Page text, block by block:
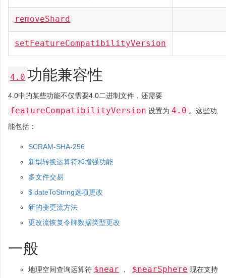
removeShard
setFeatureCompatibilityVersion
4.0 功能兼容性
4.0中的某些功能不仅需要4.0二进制文件，还需要
featureCompatibilityVersion 设置为 4.0 。这些功
能包括：
SCRAM-SHA-256
新型转换运算符和增强功能
多文件交易
$ dateToString选项更改
新的变更流方法
更改流恢复令牌数据类型更改
一般
地理空间查询运算符 $near ， $nearSphere 现在支持